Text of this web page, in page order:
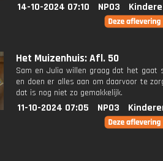
14-10-2024 07:10 NPO3
Het Muizenhuis: Afl. 50
Sam en Julia willen graag dat het gaat
en doen er alles aan om daarvoor te
dat is nog niet zo gemakkelijk.
11-10-2024 07:05 NPO3